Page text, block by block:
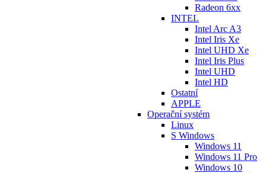
Radeon 6xx
INTEL
Intel Arc A3
Intel Iris Xe
Intel UHD Xe
Intel Iris Plus
Intel UHD
Intel HD
Ostatní
APPLE
Operační systém
Linux
S Windows
Windows 11
Windows 11 Pro
Windows 10